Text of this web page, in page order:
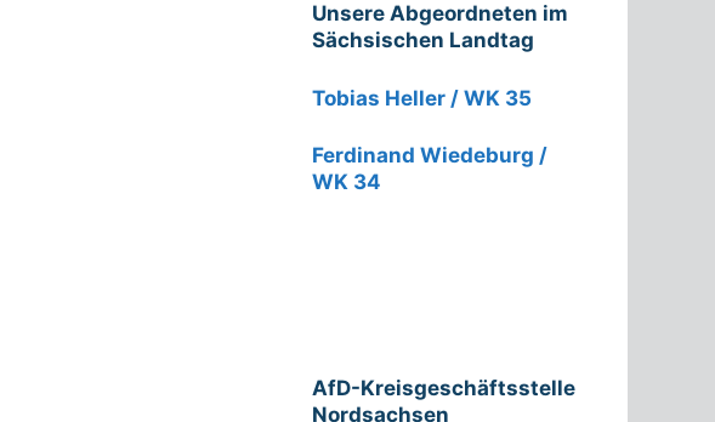
Unsere Abgeordneten im
Sächsischen Landtag
Tobias Heller / WK 35
Ferdinand Wiedeburg /
WK 34
AfD-Kreisgeschäftsstelle
Nordsachsen